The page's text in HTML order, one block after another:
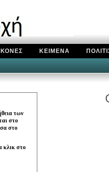
ΚΕΙΜΕΝΑ
των
στο
στο
κλικ στο